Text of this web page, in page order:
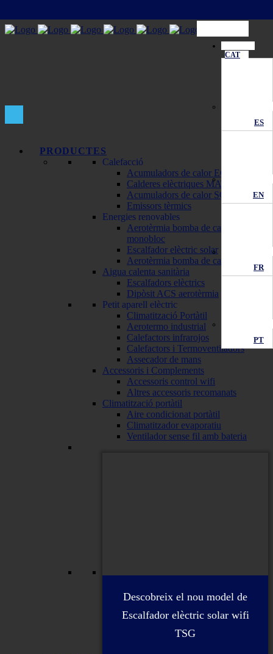
CAT
ES
EN
FR
PT
PRODUCTES
Calefacció
Acumuladors de calor ECOMBI
Calderes elèctriques MATTIRA
Acumuladors de calor SOLAR
Emissors tèrmics
Energies renovables
Aerotèrmia bomba de calor
monobloc
Escalfador elèctric solar
Aerotèrmia bomba de calor
Aigua calenta sanitària
Escalfadors elèctrics
Dipòsit ACS aerotèrmia
Petit aparell elèctric
Climatització Portàtil
Aerotermo industrial
Calefactors infrarojos
Calefactors i Termoventiladors
Assecador de mans
Accessoris i Complements
Accessoris control wifi
Altres accessoris recomanats
Climatització portàtil
Aire condicionat portàtil
Climatitzador evaporatiu
Ventilador sense fil amb bateria
Descobreix el nou model de
Escalfador elèctric solar wifi
TSG